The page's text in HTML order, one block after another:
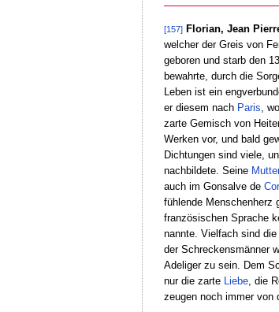
[157] Florian, Jean
welcher der Greis von
geboren und starb den
bewahrte, durch die
Leben ist ein
er diesem nach Paris ,
zarte Gemisch von
Werken vor, und bald
Dichtungen sind viele,
nachbildete. Seine Mutter
auch im Gonsalve de
fühlende Menschenherz
französischen Sprache
nannte. Vielfach sind
der Schreckensmänner
Adeliger zu sein. Dem
nur die zarte
Liebe, die
zeugen noch immer von